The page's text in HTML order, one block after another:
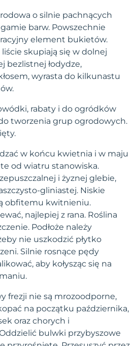
o silnie pachnących
barw. Powszechnie
element bukietów.
skupiają się w dolnej
bezlistnej łodydze,
wyrasta do kilkunastu
rabaty i do ogródków
tworzenia grup ogrodowych.
w końcu kwietnia i w maju
od wiatru stanowiska.
i żyznej glebie,
gliniastej. Niskie
obfitemu kwitnieniu.
najlepiej z rana. Roślina
Podłoże należy
nie uszkodzić płytko
Silnie rosnące pędy
aby kołysząc się na
frezji nie są mrozoodporne,
na początku października,
oraz chorych i
bulwki przybyszowe